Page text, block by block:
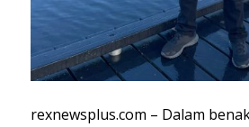
rexnewsplus.com – Dalam